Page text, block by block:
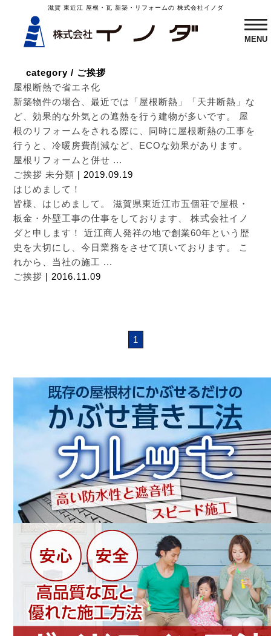
滋賀 東近江 屋根・瓦 新築・リフォームの 株式会社イノダ
MENU
category/ ご挨拶
屋根断熱で省エネ化
新築物件の場合、最近では「屋根断熱」「天井断熱」な
ど、効果的な外気との遮熱を行う建物が多いです。 屋
根のリフォームをされる際に、同時に屋根断熱の工事を
行うと、冷暖房費削減など、ECOな効果があります。
屋根リフォームと併せ ...
ご挨拶 未分類 | 2019.09.19
はじめまして！
皆様、はじめまして。 滋賀県東近江市五個荘で屋根・
板金・外壁工事の仕事をしております、 株式会社イノ
ダと申します！ 近江商人発祥の地で創業60年という歴
史を大切にし、今日業務をさせて頂いております。 こ
れから、当社の施工 ...
ご挨拶 | 2016.11.09
1